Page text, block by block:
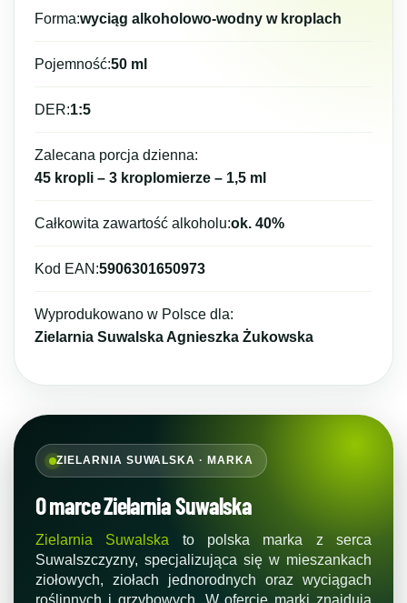
Forma:wyciąg alkoholowo-wodny w kroplach
Pojemność:50 ml
DER:1:5
Zalecana porcja dzienna:
45 kropli – 3 kroplomierze – 1,5 ml
Całkowita zawartość alkoholu:ok. 40%
Kod EAN:5906301650973
Wyprodukowano w Polsce dla:
Zielarnia Suwalska Agnieszka Żukowska
ZIELARNIA SUWALSKA · MARKA
O marce Zielarnia Suwalska
Zielarnia Suwalska to polska marka z serca
Suwalszczyzny, specjalizująca się w mieszankach
ziołowych, ziołach jednorodnych oraz wyciągach
roślinnych i grzybowych. W ofercie marki znajdują